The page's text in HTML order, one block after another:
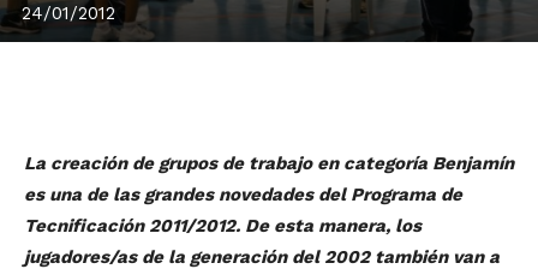
24/01/2012
La creación de grupos de trabajo en categoría Benjamín
es una de las grandes novedades del Programa de
Tecnificación 2011/2012. De esta manera, los
jugadores/as de la generación del 2002 también van a